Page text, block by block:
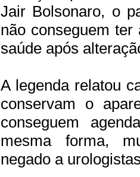
Jair Bolsonaro, o
não conseguem
saúde após
A legenda relatou
conservam o
conseguem
mesma forma,
negado a